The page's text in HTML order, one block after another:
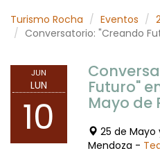
Turismo Rocha Eventos
Conversatorio: "Creando
JUN
LUN
10
Futuro"
Mayo de
25 de Mayo
Mendoza -